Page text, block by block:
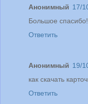
Анонимный 17/
Большое спасибо!
Ответить
Анонимный 19/
как скачать
Ответить